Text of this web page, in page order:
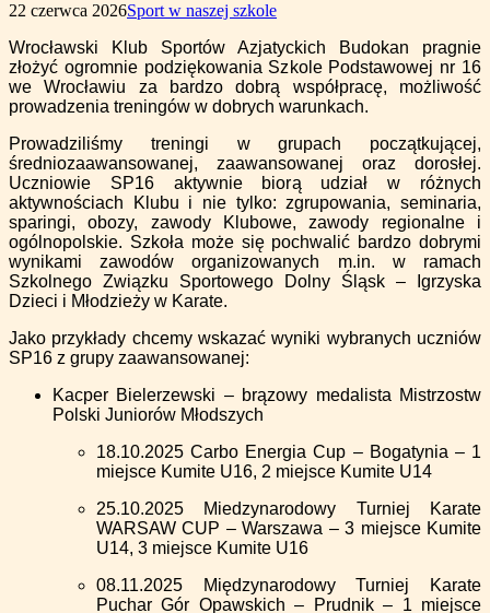
22 czerwca 2026Sport w naszej szkole
Wrocławski Klub Sportów Azjatyckich Budokan pragnie
złożyć ogromnie podziękowania Szkole Podstawowej nr 16
we Wrocławiu za bardzo dobrą współpracę, możliwość
prowadzenia treningów w dobrych warunkach.
Prowadziliśmy treningi w grupach początkującej,
średniozaawansowanej, zaawansowanej oraz dorosłej.
Uczniowie SP16 aktywnie biorą udział w różnych
aktywnościach Klubu i nie tylko: zgrupowania, seminaria,
sparingi, obozy, zawody Klubowe, zawody regionalne i
ogólnopolskie. Szkoła może się pochwalić bardzo dobrymi
wynikami zawodów organizowanych m.in. w ramach
Szkolnego Związku Sportowego Dolny Śląsk – Igrzyska
Dzieci i Młodzieży w Karate.
Jako przykłady chcemy wskazać wyniki wybranych uczniów
SP16 z grupy zaawansowanej:
Kacper Bielerzewski – brązowy medalista Mistrzostw
Polski Juniorów Młodszych
18.10.2025 Carbo Energia Cup – Bogatynia – 1
miejsce Kumite U16, 2 miejsce Kumite U14
25.10.2025 Miedzynarodowy Turniej Karate
WARSAW CUP – Warszawa – 3 miejsce Kumite
U14, 3 miejsce Kumite U16
08.11.2025 Międzynarodowy Turniej Karate
Puchar Gór Opawskich – Prudnik – 1 miejsce